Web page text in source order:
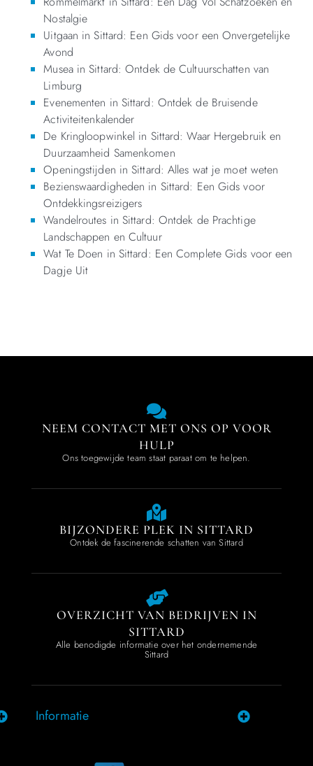
Nostalgie
Uitgaan in Sittard: Een Gids voor een Onvergetelijke
Avond
Musea in Sittard: Ontdek de Cultuurschatten van
Limburg
Evenementen in Sittard: Ontdek de Bruisende
Activiteitenkalender
De Kringloopwinkel in Sittard: Waar Hergebruik en
Duurzaamheid Samenkomen
Openingstijden in Sittard: Alles wat je moet weten
Bezienswaardigheden in Sittard: Een Gids voor
Ontdekkingsreizigers
Wandelroutes in Sittard: Ontdek de Prachtige
Landschappen en Cultuur
Wat Te Doen in Sittard: Een Complete Gids voor een
Dagje Uit
NEEM CONTACT MET ONS OP VOOR
HULP
Ons toegewijde team staat paraat om te helpen.
BIJZONDERE PLEK IN SITTARD
Ontdek de fascinerende schatten van Sittard
OVERZICHT VAN BEDRIJVEN IN
SITTARD
Alle benodigde informatie over het ondernemende
Sittard
Informatie